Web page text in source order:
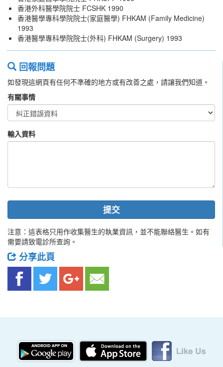
香港外科醫學院院士 FCSHK 1990
香港醫學專科學院院士(家庭醫學) FHKAM (Family Medicine)
1993
香港醫學專科學院院士(外科) FHKAM (Surgery) 1993
回報問題
如發現這網頁有任何不準確的地方或有改善之處，請讓我們知道。
有關事情
輸入資料
提交
注意：這表格只用作收集醫生的執業資訊，並不能聯絡醫生。如有
需要請致電診所查詢。
分享此頁